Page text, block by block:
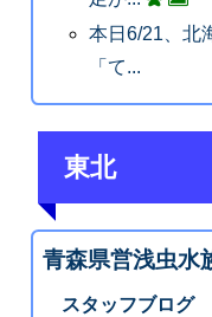
本日6/21、北
「て...
東北
青森県営浅虫水
スタッフブログ